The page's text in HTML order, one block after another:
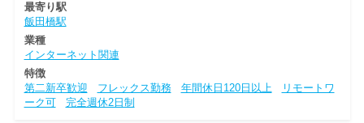
最寄り駅
飯田橋駅
業種
インターネット関連
特徴
第二新卒歓迎
フレックス勤務 年間休日120日以上
リモートワ
ーク可
完全週休2日制